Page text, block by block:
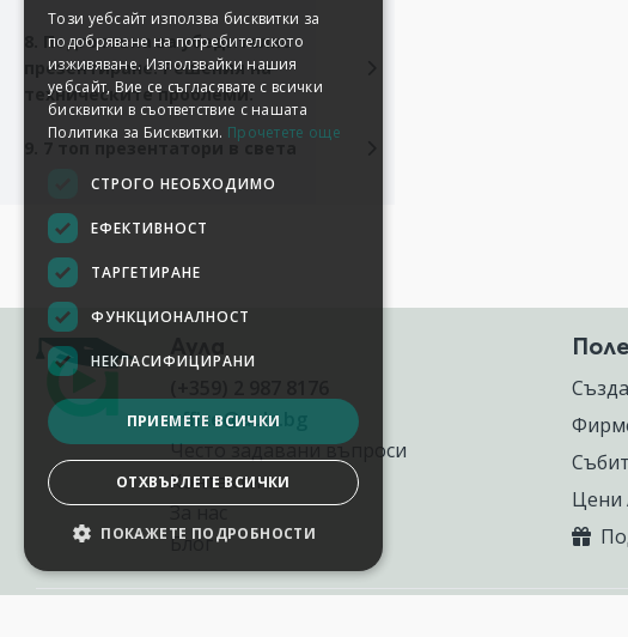
8. Подготовка за убедително
презентиране. Решения на
техническите проблеми.
9. 7 топ презентатори в света
office@aula.bg
Често задавани въпроси
Контакти
За нас
Блог
Цени
Този уебсайт използва бисквитки за
подобряване на потребителското
изживяване. Използвайки нашия
уебсайт, Вие се съгласявате с всички
бисквитки в съответствие с нашата
Политика за Бисквитки. Прочетете още
СТРОГО НЕОБХОДИМО
ЕФЕКТИВНОСТ
ТАРГЕТИРАНЕ
ФУНКЦИОНАЛНОСТ
НЕКЛАСИФИЦИРАНИ
ПРИЕМЕТЕ ВСИЧКИ
ОТХВЪРЛЕТЕ ВСИЧКИ
ПОКАЖЕТЕ ПОДРОБНОСТИ